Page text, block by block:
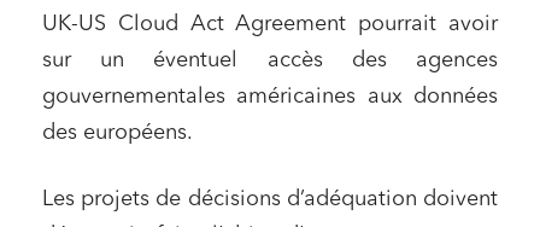
UK-US Cloud Act Agreement pourrait avoir
sur un éventuel accès des agences
gouvernementales américaines aux données
des européens.
Les projets de décisions d’adéquation doivent
Media et édition
Immobilier et habitat
Entreprises du numérique
Mobilité et transport